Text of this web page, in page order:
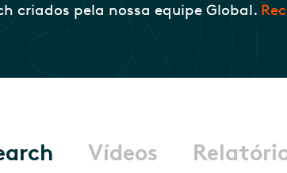
criados pela nossa equipe Global.
Vídeos